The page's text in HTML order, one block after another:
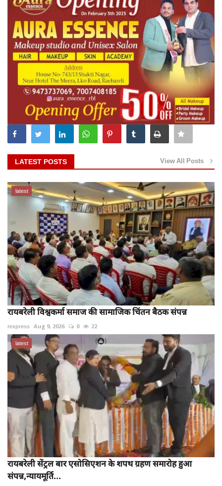
LATEST POSTS View All Posts
latest
रायबरेली विश्वकर्मा समाज की सामाजिक चिंतन बैठक संपन्न
rexpress Aug 9, 2026 0 22
latest
रायबरेली सेंट्रल बार एसोसिएशन के शपथ ग्रहण समारोह हुआ
संपन्न,न्यायमूर्ति...